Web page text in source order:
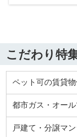
こだわり特
ペット可の賃貸
都市ガス・オー
戸建て・分譲マ